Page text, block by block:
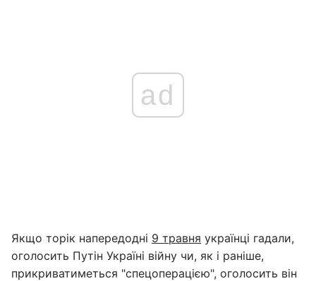
ad
Якщо торік напередодні 9 травня українці гадали,
оголосить Путін Україні війну чи, як і раніше,
прикриватиметься "спецоперацією", оголосить він